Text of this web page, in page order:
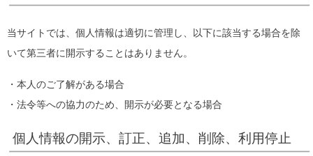
当サイトでは、個人情報は適切に管理し、以下に該当する場合を除
いて第三者に開示することはありません。
・本人のご了解がある場合
・法令等への協力のため、開示が必要となる場合
個人情報の開示、訂正、追加、削除、利用停止